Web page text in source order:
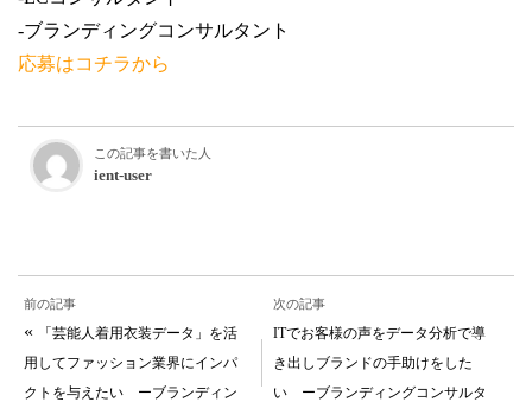
-ブランディングコンサルタント
応募はコチラから
この記事を書いた人
ient-user
前の記事
«
「芸能人着用衣装データ」を活
用してファッション業界にインパ
クトを与えたい ーブランディン
次の記事
ITでお客様の声をデータ分析で導
き出しブランドの手助けをした
い ーブランディングコンサルタ